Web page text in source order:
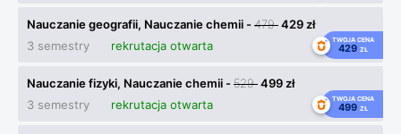
Nauczanie geografii, Nauczanie chemii -479429 zł
3 semestry
rekrutacja otwarta TWOJA CENA
429 ZŁ
Nauczanie fizyki, Nauczanie chemii -529499 zł
3 semestry
rekrutacja otwarta TWOJA CENA
499 ZŁ